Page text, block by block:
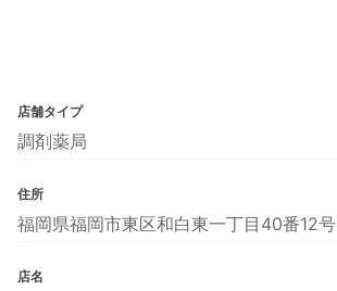
店舗タイプ
調剤薬局
住所
福岡県福岡市東区和白東一丁目40番12号
店名